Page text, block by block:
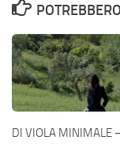
DI VIOLA MINIMALE